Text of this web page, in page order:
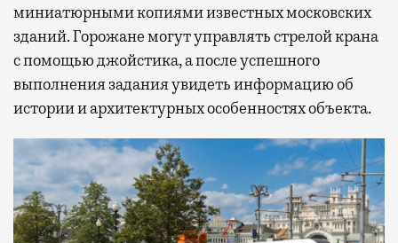
миниатюрными копиями известных московских
зданий. Горожане могут управлять стрелой крана
с помощью джойстика, а после успешного
выполнения задания увидеть информацию об
истории и архитектурных особенностях объекта.